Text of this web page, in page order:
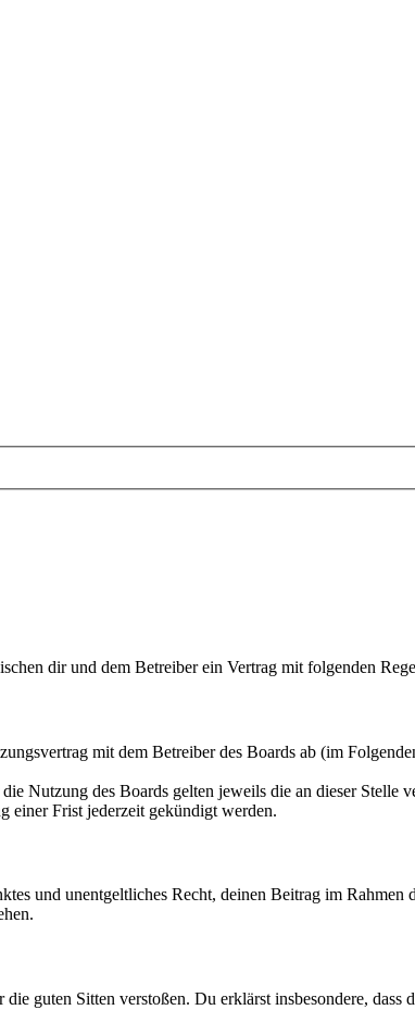
dir und dem Betreiber ein Vertrag mit folgenden
mit dem Betreiber des Boards ab (im
Nutzung des Boards gelten jeweils die an dieser Stelle
einer Frist jederzeit gekündigt werden.
und unentgeltliches Recht, deinen Beitrag im Rahmen
guten Sitten verstoßen. Du erklärst insbesondere, dass